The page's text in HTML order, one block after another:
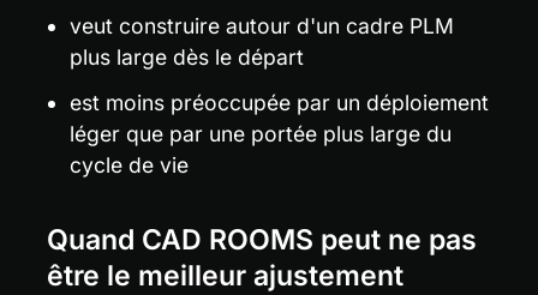
veut construire autour d'un cadre PLM
plus large dès le départ
est moins préoccupée par un déploiement
léger que par une portée plus large du
cycle de vie
Quand CAD ROOMS peut ne pas
être le meilleur ajustement